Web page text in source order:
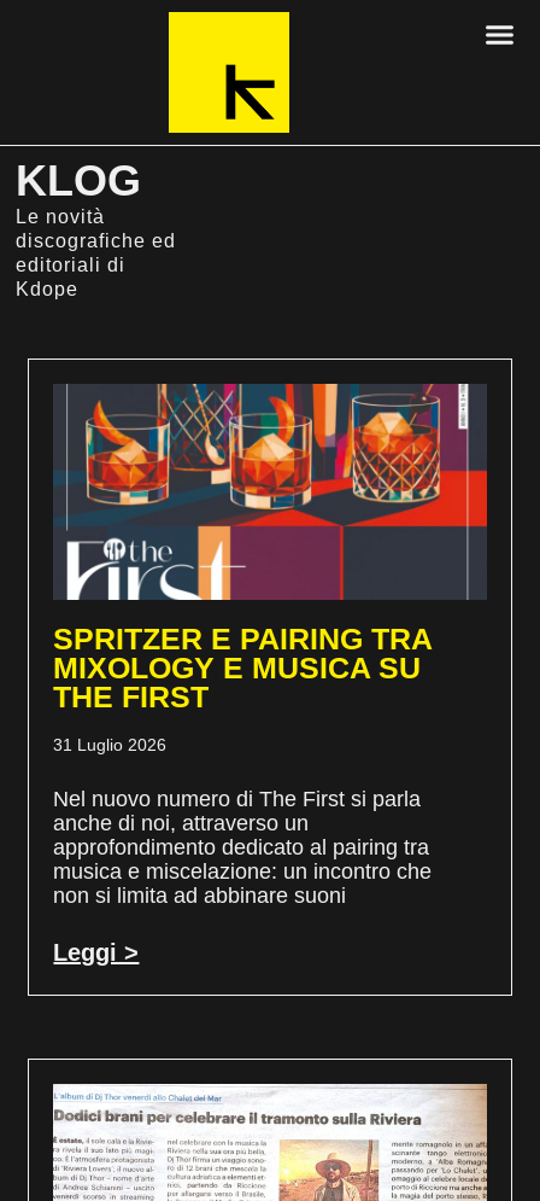
KLOG
Le novità
discografiche ed
editoriali di
Kdope
SPRITZER E PAIRING TRA
MIXOLOGY E MUSICA SU
THE FIRST
31 Luglio 2026
Nel nuovo numero di The First si parla
anche di noi, attraverso un
approfondimento dedicato al pairing tra
musica e miscelazione: un incontro che
non si limita ad abbinare suoni
Leggi >